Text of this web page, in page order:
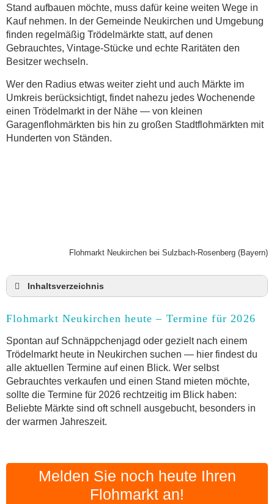
Stand aufbauen möchte, muss dafür keine weiten Wege in
Kauf nehmen. In der Gemeinde Neukirchen und Umgebung
finden regelmäßig Trödelmärkte statt, auf denen
Gebrauchtes, Vintage-Stücke und echte Raritäten den
Besitzer wechseln.
Wer den Radius etwas weiter zieht und auch Märkte im
Umkreis berücksichtigt, findet nahezu jedes Wochenende
einen Trödelmarkt in der Nähe — von kleinen
Garagenflohmärkten bis hin zu großen Stadtflohmärkten mit
Hunderten von Ständen.
Flohmarkt Neukirchen bei Sulzbach-Rosenberg (Bayern)
Inhaltsverzeichnis
Anmeldung & Standgebühr auf dem Trödelmarkt
Online-Flohmarkt Neukirchen
Welche Trödelmarkt-Typen gibt es?
Aktuelle Flohmarkt-Termine für Neukirchen und
Umgebung
Kleinanzeigen Neukirchen als Alternative zum
Trödelmarkt
Flohmarkt-Termin melden
Flohmarkt Neukirchen heute – Termine für 2026
Spontan auf Schnäppchenjagd oder gezielt nach einem
Trödelmarkt heute in Neukirchen suchen — hier findest du
alle aktuellen Termine auf einen Blick. Wer selbst
Gebrauchtes verkaufen und einen Stand mieten möchte,
sollte die Termine für 2026 rechtzeitig im Blick haben:
Beliebte Märkte sind oft schnell ausgebucht, besonders in
der warmen Jahreszeit.
Melden Sie noch heute Ihren
Flohmarkt an!